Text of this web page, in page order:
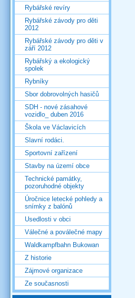
Rybářské revíry
Rybářské závody pro děti
2012
Rybářské závody pro děti v
září 2012
Rybářský a ekologický
spolek
Rybníky
Sbor dobrovolných hasičů
SDH - nové zásahové
vozidlo_ duben 2016
Škola ve Václavicích
Slavní rodáci.
Sportovní zařízení
Stavby na území obce
Technické památky,
pozoruhodné objekty
Úročnice letecké pohledy a
snímky z balónů
Usedlosti v obci
Válečné a poválečné mapy
Waldkampfbahn Bukowan
Z historie
Zájmové organizace
Ze současnosti